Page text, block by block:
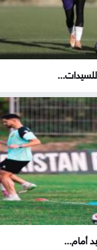
أمام...